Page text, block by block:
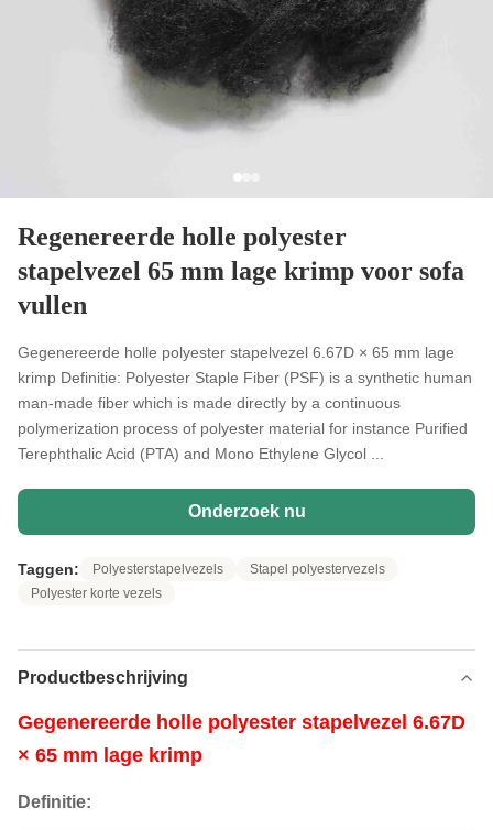
Regenereerde holle polyester
stapelvezel 65 mm lage krimp voor sofa
vullen
Gegenereerde holle polyester stapelvezel 6.67D × 65 mm lage
krimp Definitie: Polyester Staple Fiber (PSF) is a synthetic human
man-made fiber which is made directly by a continuous
polymerization process of polyester material for instance Purified
Terephthalic Acid (PTA) and Mono Ethylene Glycol ...
Onderzoek nu
Taggen: Polyesterstapelvezels
Stapel polyestervezels
Polyester korte vezels
Productbeschrijving
Gegenereerde holle polyester stapelvezel 6.67D
× 65 mm lage krimp
Definitie: